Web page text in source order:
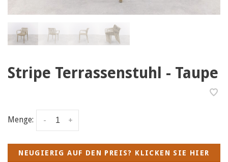
Stripe Terrassenstuhl - Taupe
Menge: +
-
NEUGIERIG AUF DEN PREIS? KLICKEN SIE HIER